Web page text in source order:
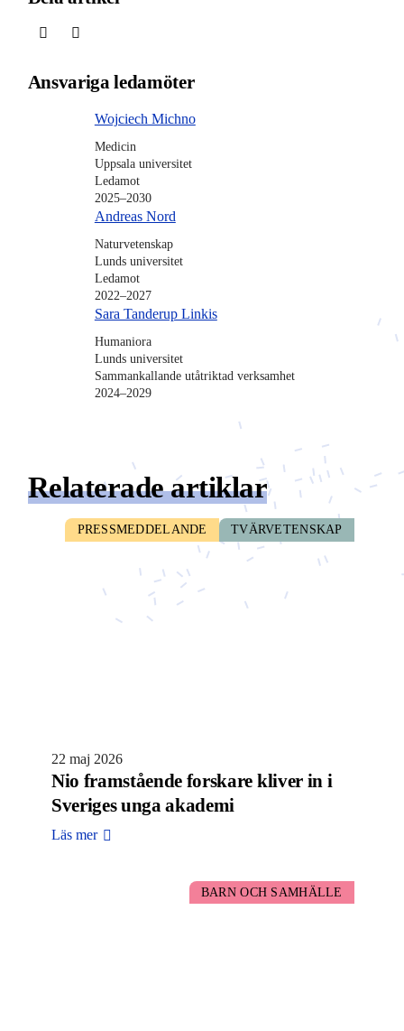
Ansvariga ledamöter
Wojciech Michno
Medicin
Uppsala universitet
Ledamot
2025–2030
Andreas Nord
Naturvetenskap
Lunds universitet
Ledamot
2022–2027
Sara Tanderup Linkis
Humaniora
Lunds universitet
Sammankallande utåtriktad verksamhet
2024–2029
Relaterade artiklar
PRESSMEDDELANDE TVÄRVETENSKAP
22 maj 2026
Nio framstående forskare kliver in i
Sveriges unga akademi
Läs mer
BARN OCH SAMHÄLLE